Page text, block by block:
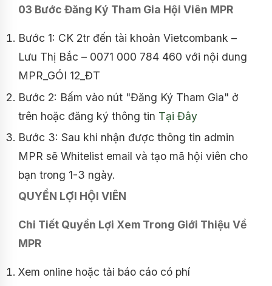
03 Bước Đăng Ký Tham Gia Hội Viên MPR
Bước 1: CK 2tr đến tài khoản Vietcombank –
Lưu Thị Bắc – 0071 000 784 460 với nội dung
MPR_GÓI 12_ĐT
Bước 2: Bấm vào nút "Đăng Ký Tham Gia" ở
trên hoặc đăng ký thông tin Tại Đây
Bước 3: Sau khi nhận được thông tin admin
MPR sẽ Whitelist email và tạo mã hội viên cho
bạn trong 1-3 ngày.
QUYỀN LỢI HỘI VIÊN
Chi Tiết Quyền Lợi Xem Trong Giới Thiệu Về
MPR
Xem online hoặc tải báo cáo có phí